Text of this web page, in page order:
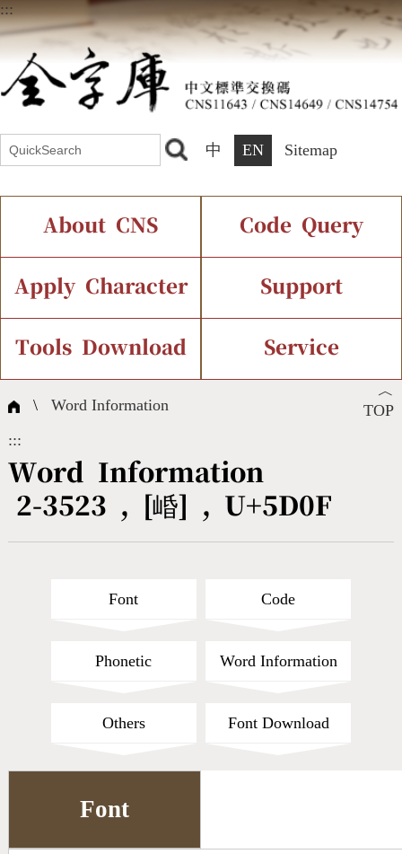
:::
中 EN Sitemap
About CNS
Introduction Current Status
Chinese Code Status
Terms
International Org.
Code Query
IDS Query
Components Query
Composite Query
Bopomofo Query
Cang-Jie Query
CNS Query
Apply Character
Application Process
Support
Font Instant Display
Character Creation
CNS Authorization
Tools Download
Character Create Tools
Fonts Download
Service
FAQ
Satisfaction Survey
︿
TOP
\Word Information
:::
Word Information
2-3523 , [崏] , U+5D0F
Font Code
Phonetic Word Information
Others Font Download
Font